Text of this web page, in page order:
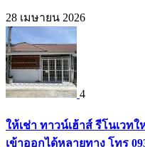
28 เมษายน 2026
4
ให้เช่า ทาวน์เฮ้าส์ รีโนเวท
เข้าออกได้หลายทาง โทร